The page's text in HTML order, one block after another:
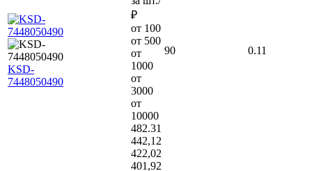
KSD-
7448050490
₽
от 100
от 500
от
1000
от
3000
от
10000
482.31
442,12
422,02
401,92
90 0.11